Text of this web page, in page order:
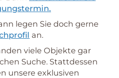
legen Sie doch gerne
an.
viele Objekte gar
Suche. Stattdessen
unsere exklusiven